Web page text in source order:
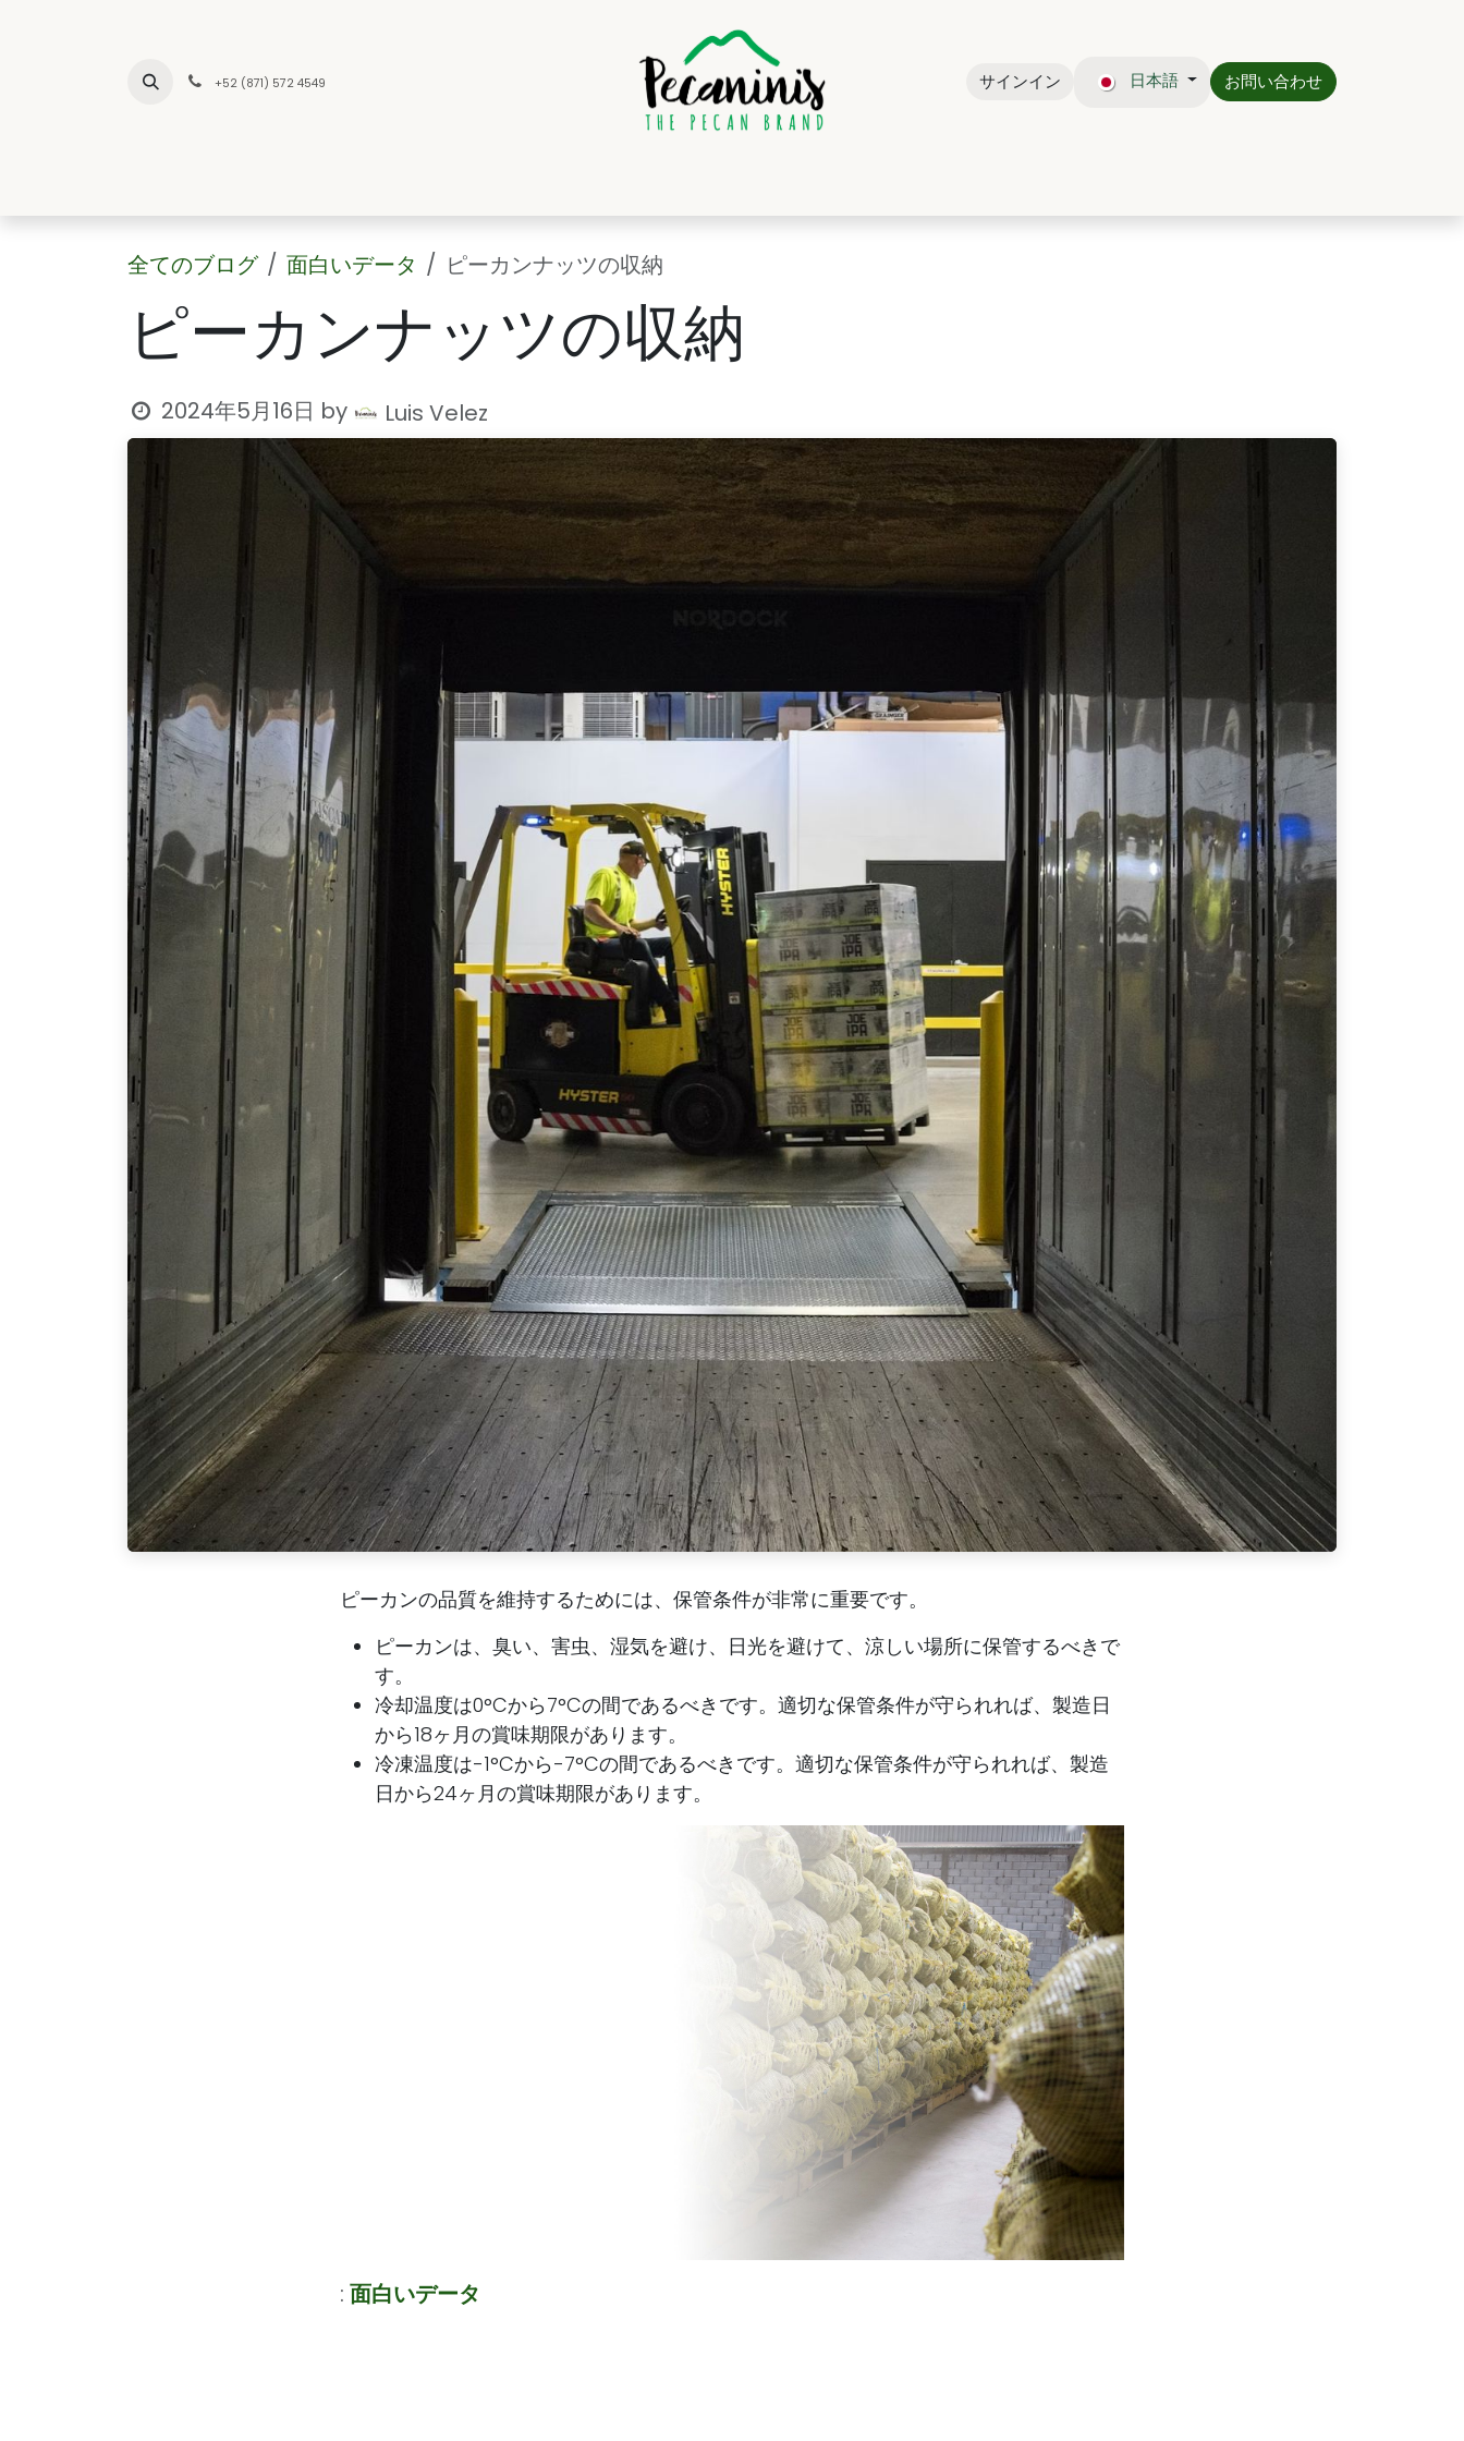
+52 (871) 572 4549 サインイン 日本語 お問い合わせ
全てのブログ 面白いデータ ピーカンナッツの収納
ピーカンナッツの収納
2024年5月16日 by Luis Velez
ピーカンの品質を維持するためには、保管条件が非常に重要です。
ピーカンは、臭い、害虫、湿気を避け、日光を避けて、涼しい場所に保管するべきで
す。
冷却温度は0°Cから7°Cの間であるべきです。適切な保管条件が守られれば、製造日
から18ヶ月の賞味期限があります。
冷凍温度は-1°Cから-7°Cの間であるべきです。適切な保管条件が守られれば、製造
日から24ヶ月の賞味期限があります。
: 面白いデータ